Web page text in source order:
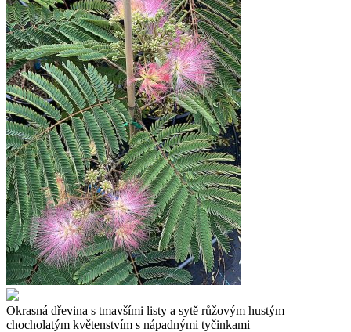
Okrasná dřevina s tmavšími listy a sytě růžovým hustým
chocholatým květenstvím s nápadnými tyčinkami